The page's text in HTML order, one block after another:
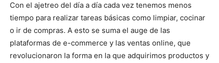
Con el ajetreo del día a día cada vez tenemos menos
tiempo para realizar tareas básicas como limpiar, cocinar
o ir de compras. A esto se suma el auge de las
plataformas de e-commerce y las ventas online, que
revolucionaron la forma en la que adquirimos productos y